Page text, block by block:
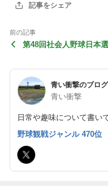
記事をシェア
前の記事
第48回社会人野球日本
青い衝撃のブログ
青い衝撃
日常や趣味について書い
野球観戦ジャンル 470位